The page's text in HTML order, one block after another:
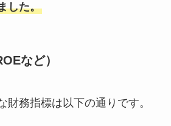
した。
など）
財務指標は以下の通りです。